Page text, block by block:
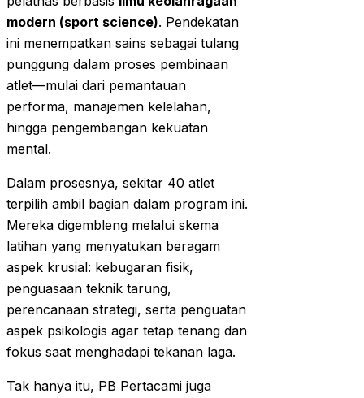
modern (sport science). Pendekatan
ini menempatkan sains sebagai tulang
punggung dalam proses pembinaan
atlet—mulai dari pemantauan
performa, manajemen kelelahan,
hingga pengembangan kekuatan
mental.
Dalam prosesnya, sekitar 40 atlet
terpilih ambil bagian dalam program ini.
Mereka digembleng melalui skema
latihan yang menyatukan beragam
aspek krusial: kebugaran fisik,
penguasaan teknik tarung,
perencanaan strategi, serta penguatan
aspek psikologis agar tetap tenang dan
fokus saat menghadapi tekanan laga.
Tak hanya itu, PB Pertacami juga